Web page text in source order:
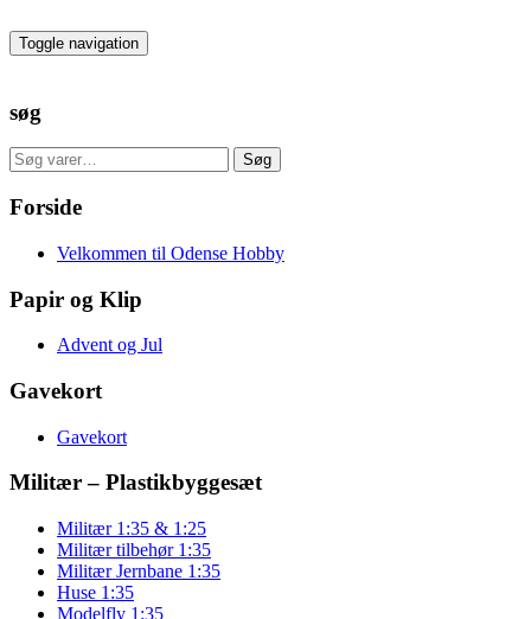
to
the
Toggle navigation
søg
Søg
efter:
Søg
Forside
Velkommen til Odense Hobby
Papir og Klip
Advent og Jul
Gavekort
Gavekort
Militær – Plastikbyggesæt
Militær 1:35 & 1:25
Militær tilbehør 1:35
Militær Jernbane 1:35
Huse 1:35
Modelfly 1:35